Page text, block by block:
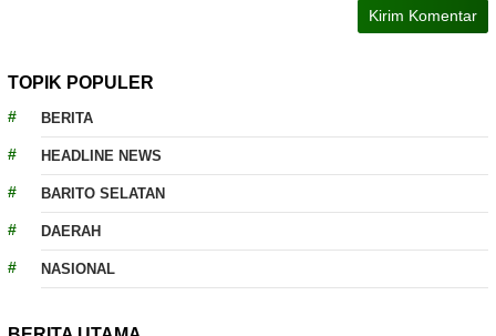
TOPIK POPULER
BERITA
HEADLINE NEWS
BARITO SELATAN
DAERAH
NASIONAL